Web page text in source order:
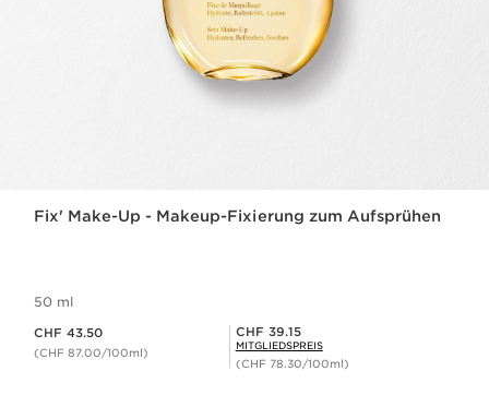
Fix' Make-Up - Makeup-Fixierung zum Aufsprühen
50 ml
CHF 43.50
(CHF 87.00/100ml)
Mitgliederpreis CHF 39.15
CHF 39.15
MITGLIEDSPREIS
(CHF 78.30/100ml)